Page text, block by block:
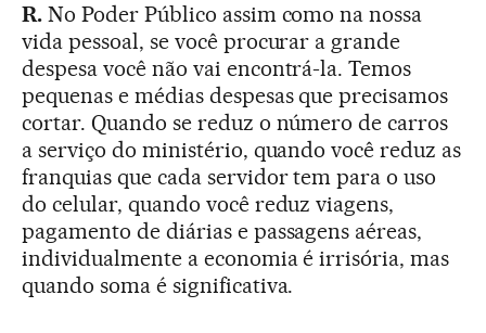
R.No Poder Público assim como na nossa
vida pessoal, se você procurar a grande
despesa você não vai encontrá-la. Temos
pequenas e médias despesas que precisamos
cortar. Quando se reduz o número de carros
a serviço do ministério, quando você reduz as
franquias que cada servidor tem para o uso
do celular, quando você reduz viagens,
pagamento de diárias e passagens aéreas,
individualmente a economia é irrisória, mas
quando soma é significativa.